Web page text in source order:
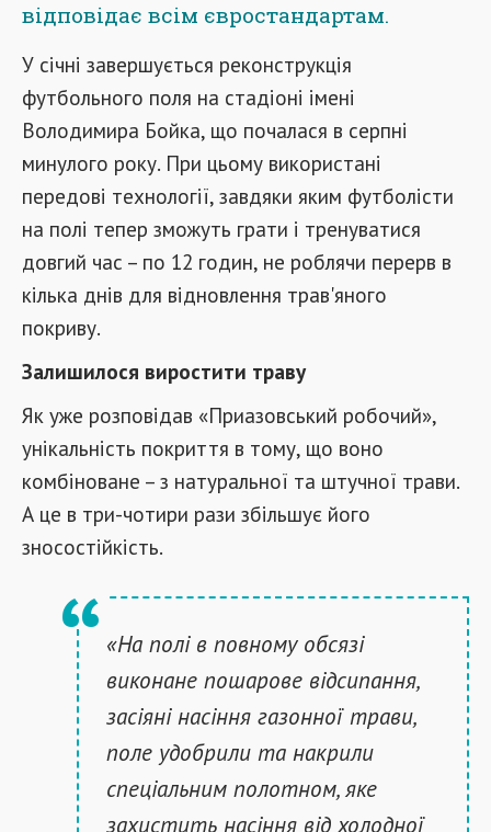
відповідає всім євростандартам.
У січні завершується реконструкція
футбольного поля на стадіоні імені
Володимира Бойка, що почалася в серпні
минулого року. При цьому використані
передові технології, завдяки яким футболісти
на полі тепер зможуть грати і тренуватися
довгий час – по 12 годин, не роблячи перерв в
кілька днів для відновлення трав'яного
покриву.
Залишилося виростити траву
Як уже розповідав «Приазовський робочий»,
унікальність покриття в тому, що воно
комбіноване – з натуральної та штучної трави.
А це в три-чотири рази збільшує його
зносостійкість.
«На полі в повному обсязі
виконане пошарове відсипання,
засіяні насіння газонної трави,
поле удобрили та накрили
спеціальним полотном, яке
захистить насіння від холодної